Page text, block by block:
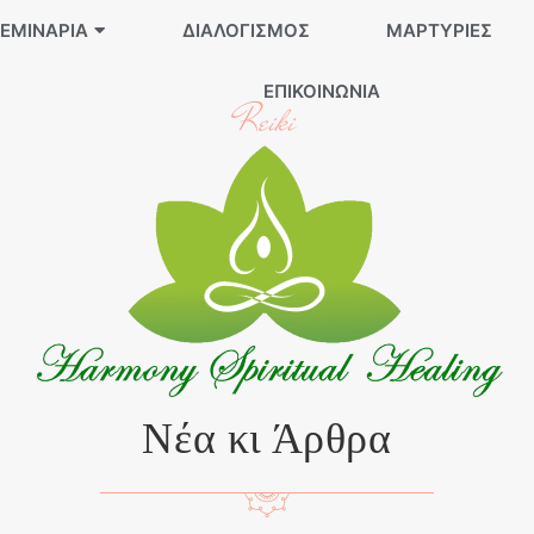
ΔΙΑΛΟΓΙΣΜΌΣ ΜΑΡΤΥΡΊΕΣ
ΕΠΙΚΟΙΝΩΝΊΑ
Reiki
Νέα κι Άρθρα